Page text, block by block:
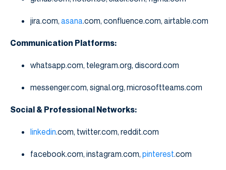
jira.com, asana.com, confluence.com, airtable.com
Communication Platforms:
whatsapp.com, telegram.org, discord.com
messenger.com, signal.org, microsoftteams.com
Social & Professional Networks:
linkedin.com, twitter.com, reddit.com
facebook.com, instagram.com, pinterest.com